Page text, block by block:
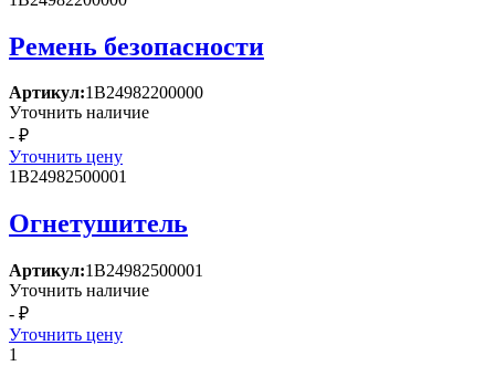
Ремень безопасности
Артикул:1B24982200000
Уточнить наличие
- ₽
Уточнить цену
1B24982500001
Огнетушитель
Артикул:1B24982500001
Уточнить наличие
- ₽
Уточнить цену
1